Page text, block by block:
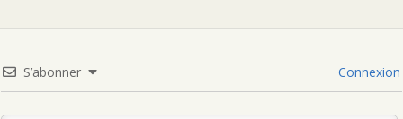
S’abonner Connexion